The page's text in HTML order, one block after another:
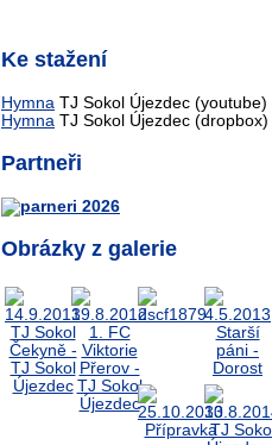
Ke stažení
Hymna TJ Sokol Újezdec (youtube)
Hymna TJ Sokol Újezdec (dropbox)
Partneři
Obrázky z galerie